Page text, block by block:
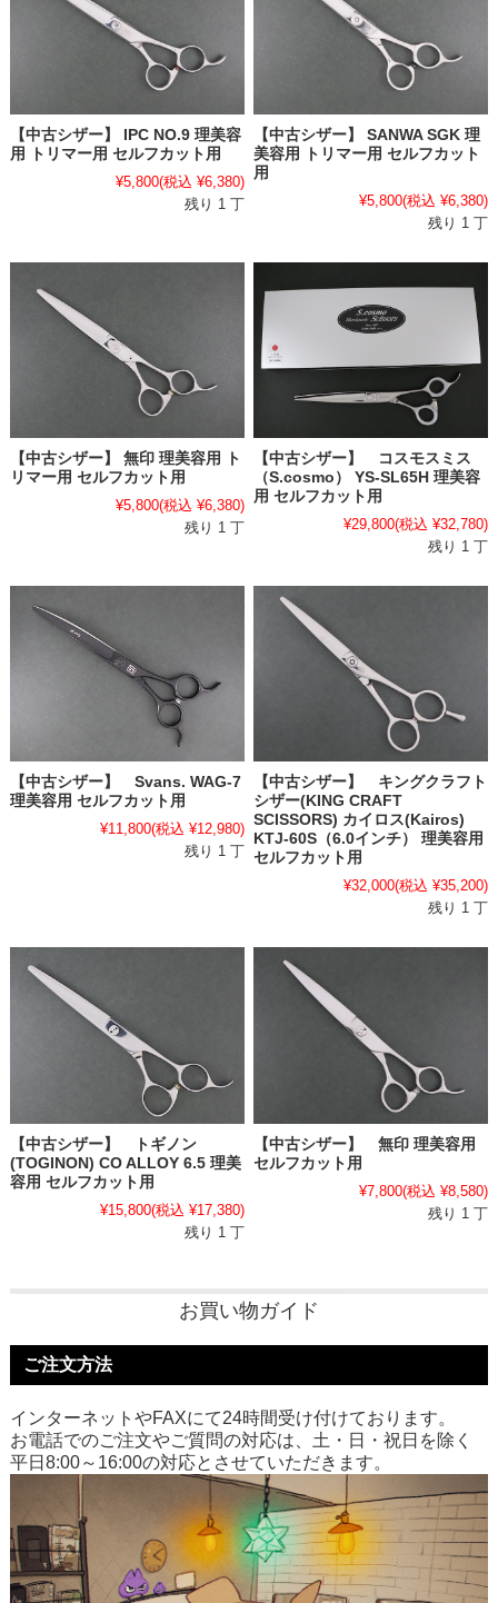
【中古シザー】 IPC NO.9 理美容
用 トリマー用 セルフカット用
¥5,800(税込 ¥6,380)
残り 1 丁
【中古シザー】 SANWA SGK 理
美容用 トリマー用 セルフカット
用
¥5,800(税込 ¥6,380)
残り 1 丁
【中古シザー】 無印 理美容用 ト
リマー用 セルフカット用
¥5,800(税込 ¥6,380)
残り 1 丁
【中古シザー】 コスモスミス
（S.cosmo） YS-SL65H 理美容
用 セルフカット用
¥29,800(税込 ¥32,780)
残り 1 丁
【中古シザー】 Svans. WAG-7
理美容用 セルフカット用
¥11,800(税込 ¥12,980)
残り 1 丁
【中古シザー】 キングクラフト
シザー(KING CRAFT
SCISSORS) カイロス(Kairos)
KTJ-60S（6.0インチ） 理美容用
セルフカット用
¥32,000(税込 ¥35,200)
残り 1 丁
【中古シザー】 トギノン
(TOGINON) CO ALLOY 6.5 理美
容用 セルフカット用
¥15,800(税込 ¥17,380)
残り 1 丁
【中古シザー】 無印 理美容用
セルフカット用
¥7,800(税込 ¥8,580)
残り 1 丁
お買い物ガイド
ご注文方法
インターネットやFAXにて24時間受け付けております。
お電話でのご注文やご質問の対応は、土・日・祝日を除く
平日8:00～16:00の対応とさせていただきます。